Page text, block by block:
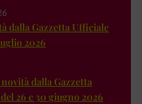
dalla Gazzetta Ufficiale
2026
dalla Gazzetta
26 e 30 giugno 2026